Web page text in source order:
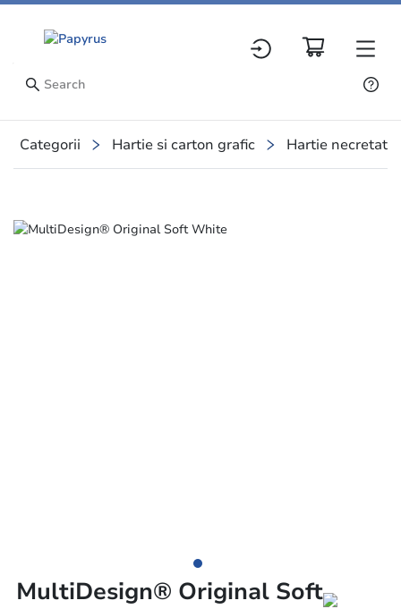
Categorii Hartie si carton grafic Hartie necretata
Slide 1 of 1
MultiDesign® Original Soft